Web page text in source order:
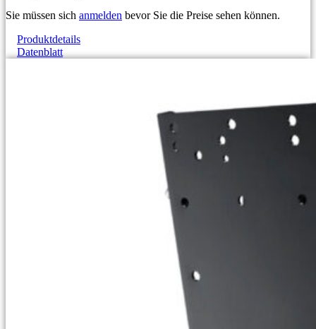
Sie müssen sich anmelden bevor Sie die Preise sehen können.
Produktdetails
Datenblatt